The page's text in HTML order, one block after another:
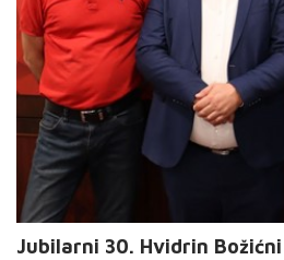
Jubilarni 30. Hvidrin